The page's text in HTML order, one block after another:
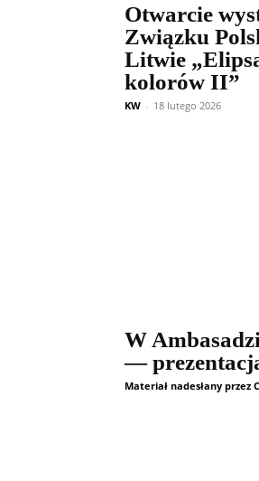
Otwarcie
Związku
Litwie
kolorów II”
KW - 18 lutego 2026
W
—
Materiał nadesłany przez